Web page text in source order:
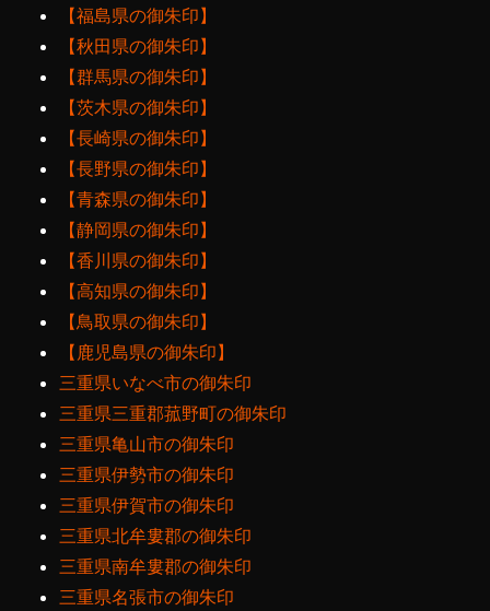
【福島県の御朱印】
【秋田県の御朱印】
【群馬県の御朱印】
【茨木県の御朱印】
【長崎県の御朱印】
【長野県の御朱印】
【青森県の御朱印】
【静岡県の御朱印】
【香川県の御朱印】
【高知県の御朱印】
【鳥取県の御朱印】
【鹿児島県の御朱印】
三重県いなべ市の御朱印
三重県三重郡菰野町の御朱印
三重県亀山市の御朱印
三重県伊勢市の御朱印
三重県伊賀市の御朱印
三重県北牟婁郡の御朱印
三重県南牟婁郡の御朱印
三重県名張市の御朱印